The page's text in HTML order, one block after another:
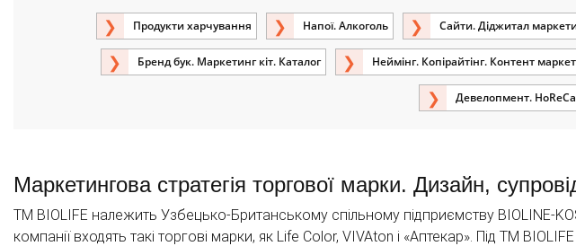
Продукти харчування Напої. Алкоголь Сайти. Діджитал
Бренд бук. Маркетинг кіт. Каталог Неймінг. Копірайтінг. Контент
Девелопмент.
Маркетингова стратегія торгової марки. Дизайн,
ТМ BIOLIFE належить Узбецько-Британському спільному підприємству BIOLINE-
компанії входять такі торгові марки, як Life Color, VIVAton і «Аптекар». Під ТМ